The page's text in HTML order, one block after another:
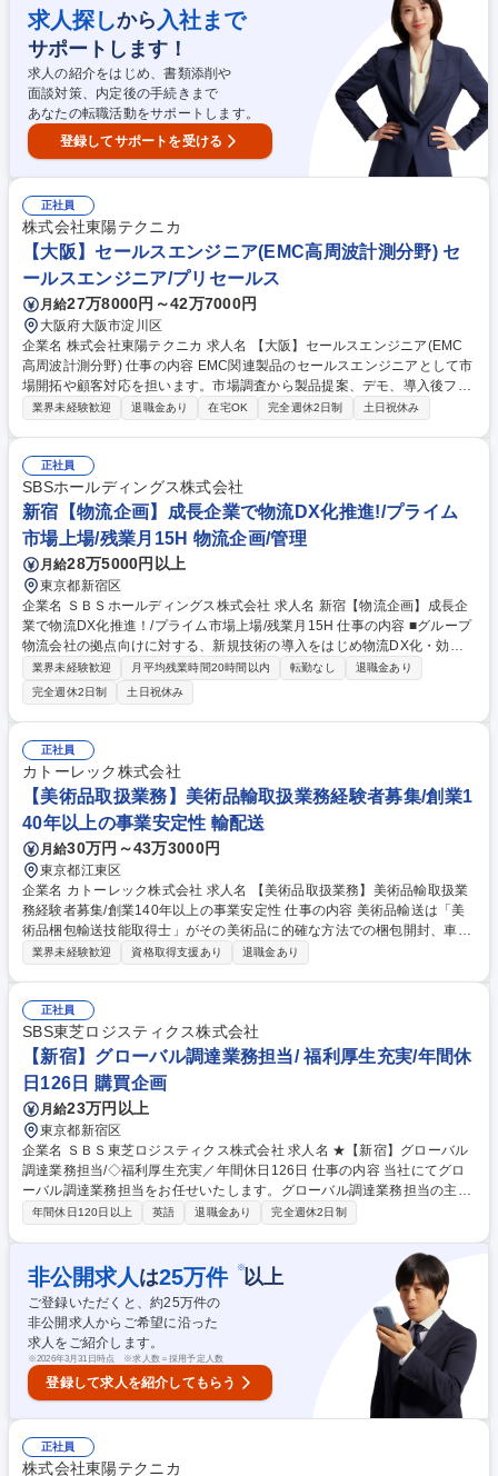
当頂きますが、ご経験やご希望に応じて労務管理・制度設計等、幅広い人
事業務にも携わって頂く可能性があります 募集職種 東京【人事(教育研修/
労務担当)】社員能力開発や教育プログラム企画運営経験◎
求人探しから 入社まで
サポートします！
求人の紹介をはじめ、書類添削や
面談対策、内定後の手続きまで
あなたの転職活動をサポートします。
登録してサポートを受ける
正社員
株式会社東陽テクニカ
【大阪】セールスエンジニア(EMC高周波計測分野) セ
ールスエンジニア/プリセールス
月給27万8000円～42万7000円
大阪府大阪市淀川区
企業名 株式会社東陽テクニカ 求人名 【大阪】セールスエンジニア(EMC
高周波計測分野) 仕事の内容 EMC関連製品のセールスエンジニアとして市
場開拓や顧客対応を担います。市場調査から製品提案、デモ、導入後フォ
ローまで一貫して担当し、「技術力×営業力」でメーカー等の課題解決に
ケット分析、新規・既存顧客への提案 ・製品紹介、プレゼンテーション、
デモンストレーションの実施 ・海外等メーカーとの調整、販売代理店との
関係強化 【教育体制】取引メーカーのトレーニング受講(海外出張・リモ
ート)や社内勉強会など支援体制が充実しています。 募集職種 【大阪】セ
ールスエンジニア(EMC高周波計測分野)
業界未経験歓迎 退職金あり 在宅OK 完全週休2日制 土日祝休み
正社員
SBSホールディングス株式会社
新宿【物流企画】成長企業で物流DX化推進!/プライム
市場上場/残業月15H 物流企画/管理
月給28万5000円以上
東京都新宿区
企業名 ＳＢＳホールディングス株式会社 求人名 新宿【物流企画】成長企
業で物流DX化推進！/プライム市場上場/残業月15H 仕事の内容 ■グループ
物流会社の拠点向けに対する、新規技術の導入をはじめ物流DX化・効率
化の推進をお任せします。【詳細】■グループ内物流現場の改善に関する
支援業務（業務設計、稼働、改善実施、など）■省力省人化技術 （物流ロ
ボット/自動運転/マテハン機器等）の活用に関する企画/推進業務（選定/評
価、開発/業務設計、導入/評価、など）【キャリアパス】■物流現場の業務
改善や新規営業案件の現状調査や業務設計など、基本業務を通じて当社の
企業特性や企画部門の仕事に慣れて頂きます。その後、ロボティクスなど
省力省人化技術に関わって頂きながら最新テクノロジーの知見や経験を積
み、徐々に大きなプロジェクトにシフトいただきます。 募集職種 新宿
【物流企画】成長企業で物流DX化推進！/プライム市場上場/残業月15H
業界未経験歓迎 月平均残業時間20時間以内 転勤なし
退職金あり
完全週休2日制
土日祝休み
正社員
カトーレック株式会社
【美術品取扱業務】美術品輸取扱業務経験者募集/創業1
40年以上の事業安定性 輸配送
月給30万円～43万3000円
東京都江東区
企業名 カトーレック株式会社 求人名 【美術品取扱業務】美術品輸取扱業
務経験者募集/創業140年以上の事業安定性 仕事の内容 美術品輸送は「美
術品梱包輸送技能取得士」がその美術品に的確な方法での梱包開封、車載
固定・展示撤去対応を行います。美術館、博物館等での梱包・輸配送から
時間計画の立案 ■業務遂行管理、納期管理 ■現場作業手順の改善活動 ■輸
配送依頼に対する車両の手配 責任者になると顧客折衝やスタッフマネジメ
ントが発生します。 ※国内外の展示会場における出張有（月半分程度）
募集職種 【美術品取扱業務】美術品輸取扱業務経験者募集/創業140年以上
の事業安定性
業界未経験歓迎 資格取得支援あり 退職金あり
正社員
SBS東芝ロジスティクス株式会社
【新宿】グローバル調達業務担当/ 福利厚生充実/年間休
日126日 購買企画
月給23万円以上
東京都新宿区
企業名 ＳＢＳ東芝ロジスティクス株式会社 求人名 ★【新宿】グローバル
調達業務担当/◇福利厚生充実／年間休日126日 仕事の内容 当社にてグロ
ーバル調達業務担当をお任せいたします。グローバル調達業務担当の主な
業務は下記になります。航空・クーリエ・海上・日本国内のドレージの年
物流や要求事項の調査、戦略に基づいた協力先との運賃・条件交渉、契約
締結などが入札関連の主業務です。また入札以外でも新規ビジネス発生時
は顧客対応窓口(営業担当者・現法担当者)から情報収集の上、最適な提案
ができるようヒアリングなどを行い協力先と最適な提案に向け運賃・条件
の交渉を行います。国際輸送に影響しうる世界情勢・ルール変更等、お客
様や社内へ情報発信を行うことも重要な役割です。 募集職種 ★【新宿】
グローバル調達業務担当/◇福利厚生充実／年間休日126日
年間休日120日以上 英語 退職金あり 完全週休2日制
非公開求人 は25万件 ※以上
ご登録いただくと、約25万件の
非公開求人からご希望に沿った
求人をご紹介します。
※2026年3月31日時点 ※求人数＝採用予定人数
登録して求人を紹介してもらう
正社員
株式会社東陽テクニカ